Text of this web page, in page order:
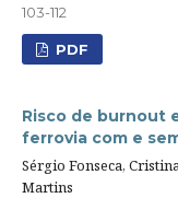
103-112
PDF
Risco de burnout
ferrovia com e
Sérgio Fonseca,
Martins